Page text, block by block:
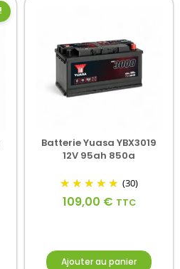
Batterie Yuasa YBX3019
12V 95ah 850a
(30)
109,00 € TTC
Ajouter au panier